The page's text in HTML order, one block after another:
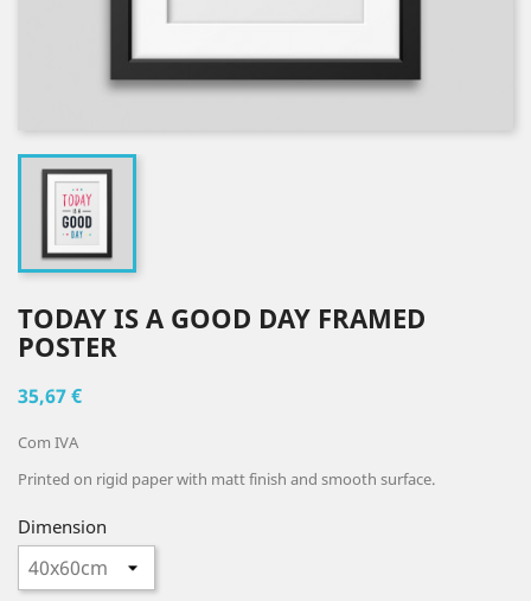
TODAY IS A GOOD DAY FRAMED
POSTER
35,67 €
Com IVA
Printed on rigid paper with matt finish and smooth surface.
Dimension